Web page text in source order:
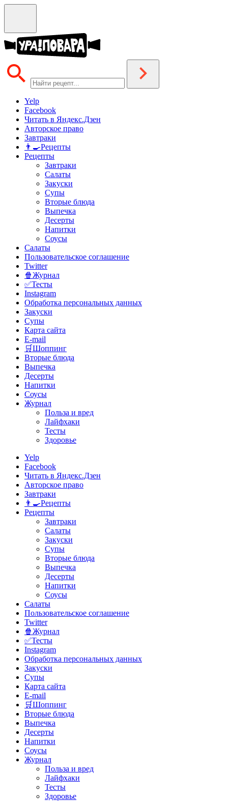
Yelp
Facebook
Читать в Яндекс.Дзен
Авторское право
Завтраки
👨‍🍳Рецепты
Рецепты
Завтраки
Салаты
Закуски
Супы
Вторые блюда
Выпечка
Десерты
Напитки
Соусы
Салаты
Пользовательское соглашение
Twitter
🍿Журнал
✅Тесты
Instagram
Обработка персональных данных
Закуски
Супы
Карта сайта
E-mail
🛒Шоппинг
Вторые блюда
Выпечка
Десерты
Напитки
Соусы
Журнал
Польза и вред
Лайфхаки
Тесты
Здоровье
Yelp
Facebook
Читать в Яндекс.Дзен
Авторское право
Завтраки
👨‍🍳Рецепты
Рецепты
Завтраки
Салаты
Закуски
Супы
Вторые блюда
Выпечка
Десерты
Напитки
Соусы
Салаты
Пользовательское соглашение
Twitter
🍿Журнал
✅Тесты
Instagram
Обработка персональных данных
Закуски
Супы
Карта сайта
E-mail
🛒Шоппинг
Вторые блюда
Выпечка
Десерты
Напитки
Соусы
Журнал
Польза и вред
Лайфхаки
Тесты
Здоровье